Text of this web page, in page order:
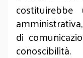
di
conoscibilità.